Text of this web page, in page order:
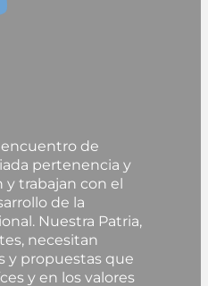
encuentro de
pertenencia y
y trabajan con el
de la
Nuestra Patria,
necesitan
y propuestas que
y en los valores